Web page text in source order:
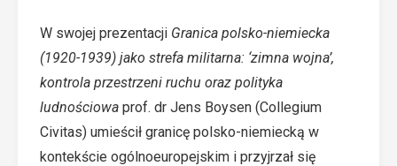
W swojej prezentacji Granica polsko-niemiecka
(1920-1939) jako strefa militarna: ‘zimna wojna’,
kontrola przestrzeni ruchu oraz polityka
ludnościowa prof. dr Jens Boysen (Collegium
Civitas) umieścił granicę polsko-niemiecką w
kontekście ogólnoeuropejskim i przyjrzał się